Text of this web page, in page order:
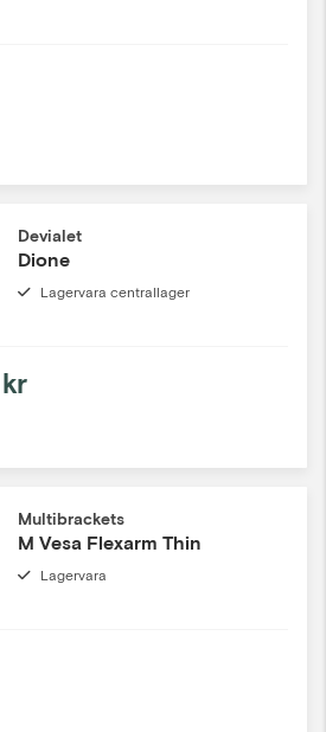
Devialet
Dione
Lagervara centrallager
Multibrackets
M Vesa Flexarm Thin
Lagervara